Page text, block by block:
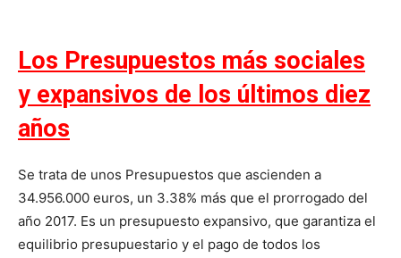
Los Presupuestos más sociales
y expansivos de los últimos diez
años
Se trata de unos Presupuestos que ascienden a
34.956.000 euros, un 3.38% más que el prorrogado del
año 2017. Es un presupuesto expansivo, que garantiza el
equilibrio presupuestario y el pago de todos los